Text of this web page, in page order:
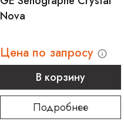
Nova
Цена по запросу
В корзину
Подробнее